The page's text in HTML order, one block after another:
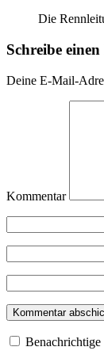
Die
Schreibe
Deine E-Mail-
Kommentar